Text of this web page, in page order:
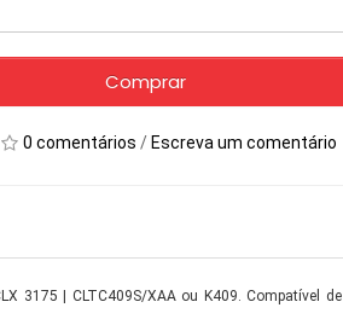
Comprar
0 comentários / Escreva um comentário
3175 | CLTC409S/XAA ou K409. Compatível de